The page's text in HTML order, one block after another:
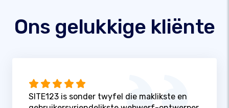
Ons gelukkige kliënte
SITE123 is sonder twyfel die maklikste en